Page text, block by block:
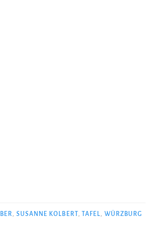
, SUSANNE KOLBERT, TAFEL, WÜRZBURG